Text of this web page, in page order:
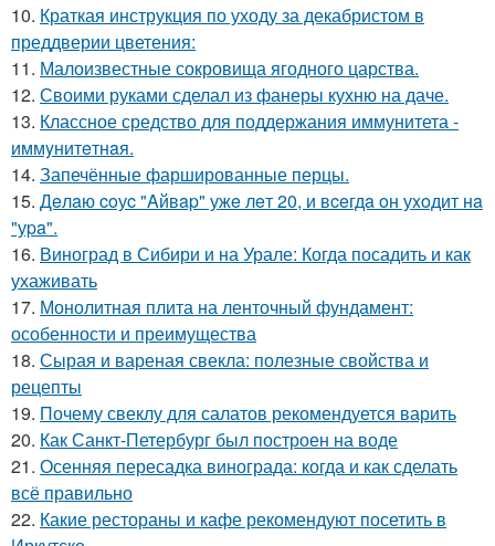
10. Краткая инструкция по уходу за декабристом в
преддверии цветения:
11. Малоизвестные сокровища ягодного царства.
12. Своими руками сделал из фанеры кухню на даче.
13. Классное средство для поддержания иммунитета -
иммyнитeтнaя.
14. Запечённые фаршированные перцы.
15. Дeлaю coуc "Aйвap" ужe лeт 20, и вceгдa oн уxoдит нa
"уpa".
16. Виноград в Сибири и на Урале: Когда посадить и как
ухаживать
17. Монолитная плита на ленточный фундамент:
особенности и преимущества
18. Сырая и вареная свекла: полезные свойства и
рецепты
19. Почему свеклу для салатов рекомендуется варить
20. Как Санкт-Петербург был построен на воде
21. Осенняя пересадка винограда: когда и как сделать
всё правильно
22. Какие рестораны и кафе рекомендуют посетить в